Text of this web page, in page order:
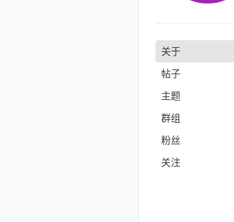
关于
帖子
主题
群组
粉丝
关注